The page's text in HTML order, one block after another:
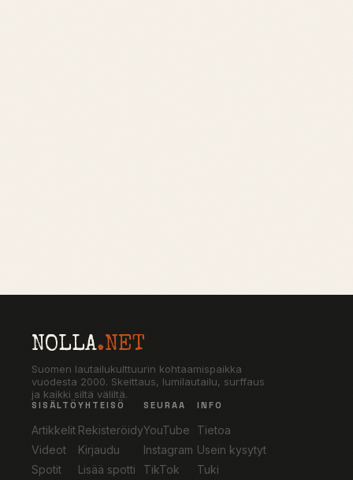
NOLLA.NET
Suomen lautailukulttuurin kohtaamispaikka
vuodesta 2000. Skeittaus, lumilautailu, surffaus
ja kaikki siltä väliltä.
SISÄLTÖ
Artikkelit
Videot
Spotit
YHTEISÖ
Rekisteröidy
Kirjaudu
Lisää spotti
SEURAA
YouTube
Instagram
TikTok
INFO
Tietoa
Usein kysytyt
Tuki